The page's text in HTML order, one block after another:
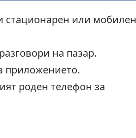
стационарен или мобилен
на пазар.
приложението.
роден телефон за